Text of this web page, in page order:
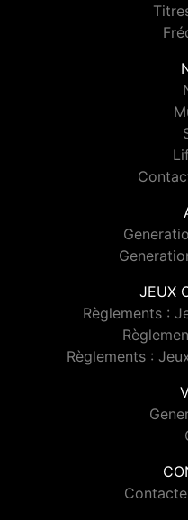
JEUX
Règlements :
Règlements :